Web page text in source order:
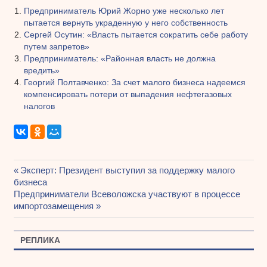
Предприниматель Юрий Жорно уже несколько лет
пытается вернуть украденную у него собственность
Сергей Осутин: «Власть пытается сократить себе работу
путем запретов»
Предприниматель: «Районная власть не должна
вредить»
Георгий Полтавченко: За счет малого бизнеса надеемся
компенсировать потери от выпадения нефтегазовых
налогов
Навигация
по
записям
Предыдущая
запись:
Эксперт: Президент выступил за поддержку малого
бизнеса
Следующая
запись:
Предприниматели Всеволожска участвуют в процессе
импортозамещения
РЕПЛИКА